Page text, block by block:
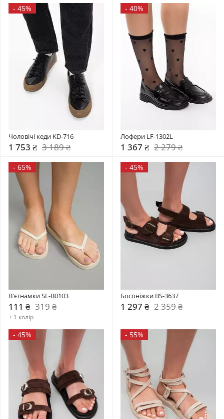
- 45%
Чоловічі кеди KD-716
1 753 ₴ 3 189 ₴
- 40%
Лофери LF-1302L
1 367 ₴ 2 279 ₴
- 65%
В'єтнамки SL-B0103
111 ₴ 319 ₴
+ 1 колір
- 45%
Босоніжки BS-3637
1 297 ₴ 2 359 ₴
- 45% - 55%